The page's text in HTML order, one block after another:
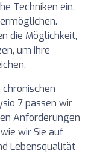
Techniken ein,
die Möglichkeit,
um ihre
7 passen wir
Anforderungen
wir Sie auf
Lebensqualität